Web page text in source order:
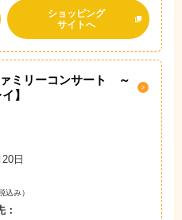
ショッピング
サイトへ
ミリーコンサート ～
】
日
込み）
：